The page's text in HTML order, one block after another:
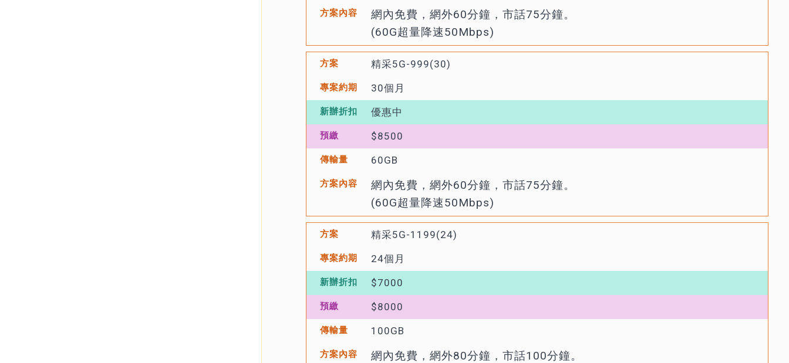
網內免費，網外60分鐘，市話75分鐘。
(60G超量降速50Mbps)
精采5G-999(30)
30個月
優惠中
$8500
60GB
網內免費，網外60分鐘，市話75分鐘。
(60G超量降速50Mbps)
精采5G-1199(24)
24個月
$7000
$8000
100GB
網內免費，網外80分鐘，市話100分鐘。